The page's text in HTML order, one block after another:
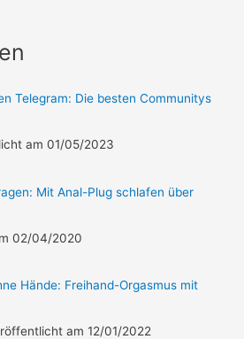
Telegram: Die besten Communitys
am 01/05/2023
Mit Anal-Plug schlafen über
02/04/2020
Hände: Freihand-Orgasmus mit
am 12/01/2022